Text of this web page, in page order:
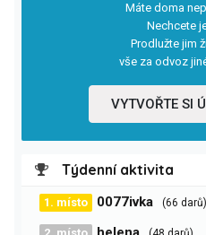
Máte doma
Nechcete
Prodlužte jim
vše za odvoz
VYTVOŘTE SI
Týdenní aktivita
1. místo 0077ivka (66 darů)